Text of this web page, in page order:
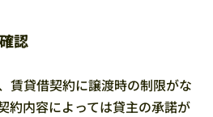
認
賃貸借契約に譲渡時の制限がな
約内容によっては貸主の承諾が